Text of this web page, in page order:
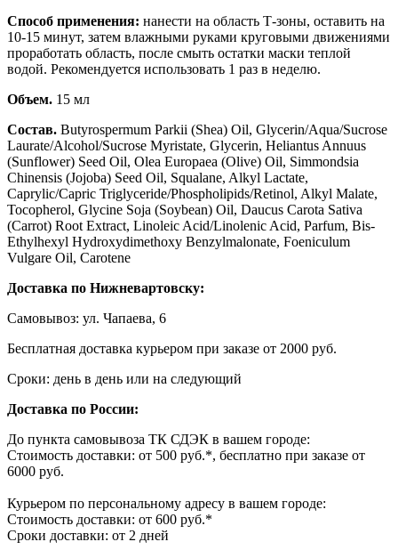
Способ применения: нанести на область Т-зоны, оставить на
10-15 минут, затем влажными руками круговыми движениями
проработать область, после смыть остатки маски теплой
водой. Рекомендуется использовать 1 раз в неделю.
Объем. 15 мл
Состав. Butyrospermum Parkii (Shea) Oil, Glycerin/Aqua/Sucrose
Laurate/Alcohol/Sucrose Myristate, Glycerin, Heliantus Annuus
(Sunflower) Seed Oil, Olea Europaea (Olive) Oil, Simmondsia
Chinensis (Jojoba) Seed Oil, Squalane, Alkyl Lactate,
Caprylic/Capric Triglyceride/Phospholipids/Retinol, Alkyl Malate,
Tocopherol, Glycine Soja (Soybean) Oil, Daucus Carota Sativa
(Carrot) Root Extract, Linoleic Acid/Linolenic Acid, Parfum, Bis-
Ethylhexyl Hydroxydimethoxy Benzylmalonate, Foeniculum
Vulgare Oil, Carotene
Доставка по Нижневартовску:
Самовывоз: ул. Чапаева, 6
Бесплатная доставка курьером при заказе от 2000 руб.
Сроки: день в день или на следующий
Доставка по России:
До пункта самовывоза ТК СДЭК в вашем городе:
Стоимость доставки: от 500 руб.*, бесплатно при заказе от
6000 руб.
Курьером по персональному адресу в вашем городе:
Стоимость доставки: от 600 руб.*
Сроки доставки: от 2 дней